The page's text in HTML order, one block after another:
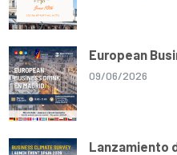
European
09/06/2026
Lanzamiento